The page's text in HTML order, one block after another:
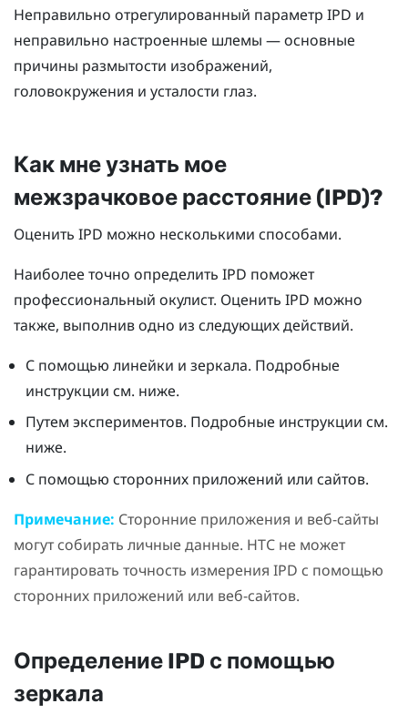
Неправильно отрегулированный параметр IPD и
неправильно настроенные шлемы — основные
причины размытости изображений,
головокружения и усталости глаз.
Как мне узнать мое
межзрачковое расстояние (IPD)?
Оценить IPD можно несколькими способами.
Наиболее точно определить IPD поможет
профессиональный окулист. Оценить IPD можно
также, выполнив одно из следующих действий.
С помощью линейки и зеркала. Подробные
инструкции см. ниже.
Путем экспериментов. Подробные инструкции см.
ниже.
С помощью сторонних приложений или сайтов.
Примечание: Сторонние приложения и веб-сайты
могут собирать личные данные. HTC не может
гарантировать точность измерения IPD с помощью
сторонних приложений или веб-сайтов.
Определение IPD с помощью
зеркала